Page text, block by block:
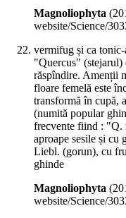
Magnoliophyta (
website/Science/
vermifug și ca
"Quercus" (stejarul)
răspîndire. Amenții
floare femelă este
transformă în cupă,
(numită popular
frecvente fiind : "Q.
aproape sesile și cu
Liebl. (gorun), cu
ghinde
Magnoliophyta (
website/Science/